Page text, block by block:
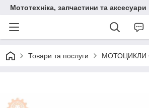
Мототехніка, запчастини та аксесуари
Товари та послуги МОТОЦИКЛИ